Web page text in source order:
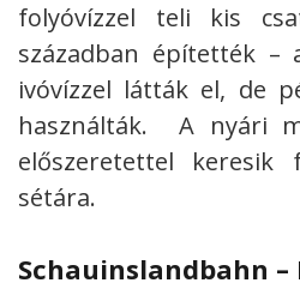
folyóvízzel teli kis
században építették –
ivóvízzel látták el, de
használták. A nyári
előszeretettel
sétára.
Schauinslandbahn